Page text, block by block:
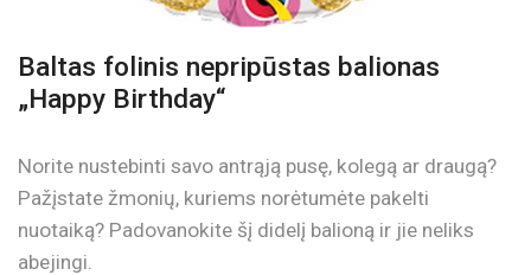
Baltas folinis nepripūstas balionas
„Happy Birthday“
Norite nustebinti savo antrąją pusę, kolegą ar draugą?
Pažįstate žmonių, kuriems norėtumėte pakelti
nuotaiką? Padovanokite šį didelį balioną ir jie neliks
abejingi.